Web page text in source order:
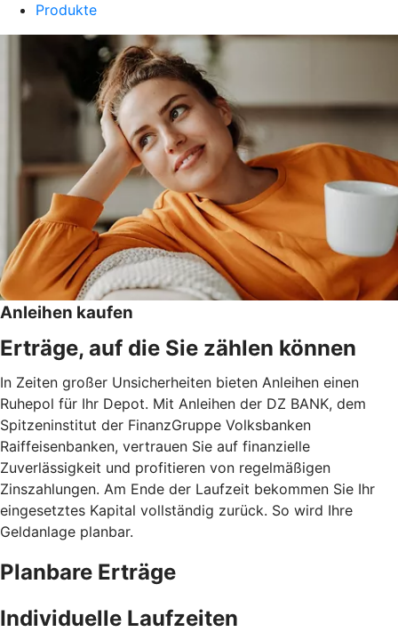
Produkte
Anleihen kaufen
Erträge, auf die Sie zählen können
In Zeiten großer Unsicherheiten bieten Anleihen einen
Ruhepol für Ihr Depot. Mit Anleihen der DZ BANK, dem
Spitzeninstitut der FinanzGruppe Volksbanken
Raiffeisenbanken, vertrauen Sie auf finanzielle
Zuverlässigkeit und profitieren von regelmäßigen
Zinszahlungen. Am Ende der Laufzeit bekommen Sie Ihr
eingesetztes Kapital vollständig zurück. So wird Ihre
Geldanlage planbar.
Planbare Erträge
Individuelle Laufzeiten